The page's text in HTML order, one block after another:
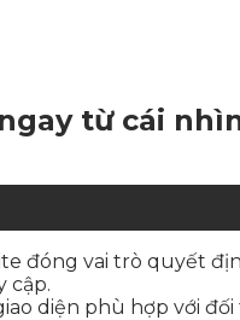
từ cái
vai trò quyết
cập.
diện phù hợp với